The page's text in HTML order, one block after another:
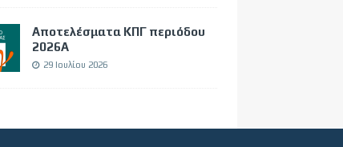
Αποτελέσματα ΚΠΓ περιόδου
2026Α
29 Ιουλίου 2026